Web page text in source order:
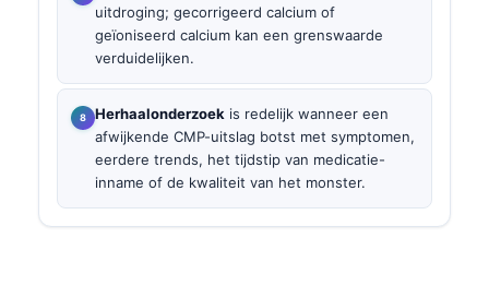
uitdroging; gecorrigeerd calcium of
geïoniseerd calcium kan een grenswaarde
verduidelijken.
Herhaalonderzoek is redelijk wanneer een
afwijkende CMP-uitslag botst met symptomen,
eerdere trends, het tijdstip van medicatie-
inname of de kwaliteit van het monster.